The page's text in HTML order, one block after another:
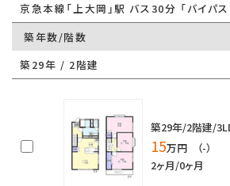
京急本線「上大岡」駅 バス30分 「バイパ
築年数/階数
築29年 / 2階建
築29年/2階建/
15万円 （-）
2ヶ月/0ヶ月